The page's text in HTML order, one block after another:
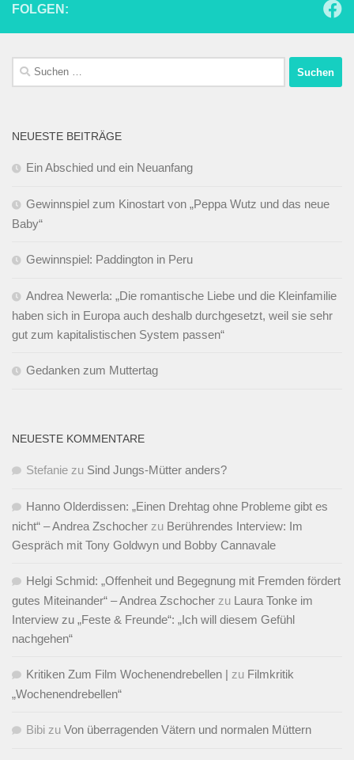
FOLGEN:
Suchen
nach:
NEUESTE BEITRÄGE
Ein Abschied und ein Neuanfang
Gewinnspiel zum Kinostart von „Peppa Wutz und das neue
Baby“
Gewinnspiel: Paddington in Peru
Andrea Newerla: „Die romantische Liebe und die Kleinfamilie
haben sich in Europa auch deshalb durchgesetzt, weil sie sehr
gut zum kapitalistischen System passen“
Gedanken zum Muttertag
NEUESTE KOMMENTARE
Stefanie zu Sind Jungs-Mütter anders?
Hanno Olderdissen: „Einen Drehtag ohne Probleme gibt es
nicht“ – Andrea Zschocher zu Berührendes Interview: Im
Gespräch mit Tony Goldwyn und Bobby Cannavale
Helgi Schmid: „Offenheit und Begegnung mit Fremden fördert
gutes Miteinander“ – Andrea Zschocher zu Laura Tonke im
Interview zu „Feste & Freunde“: „Ich will diesem Gefühl
nachgehen“
Kritiken Zum Film Wochenendrebellen | zu Filmkritik
„Wochenendrebellen“
Bibi zu Von überragenden Vätern und normalen Müttern